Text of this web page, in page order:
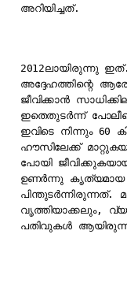
അറിയിച്ചത്.
2012ലായിരുന്നു
അദ്ദേഹത്തിന്റെ
ജീവിക്കാന്‍
ഇതെതുടര്‍ന്ന്
ഇവിടെ നിന്നും 60
ഹൗസിലേക്ക്
പോയി
ഉണര്‍ന്നു കൃത്യമായ
വൃത്തിയാക്കലും,
പതിവുകള്‍